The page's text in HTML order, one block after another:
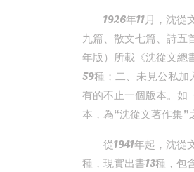
1926年11月，沈
九篇、散文七篇、詩五
年版）所載《沈從文總
59種；二、未見公私加
有的不止一個版本。如
本，為“沈從文著作集”
從1941年起，沈
種，現實出書13種，包